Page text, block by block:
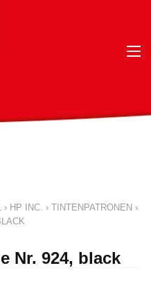
› HP INC. › TINTENPATRONEN ›
Nr. 924, black